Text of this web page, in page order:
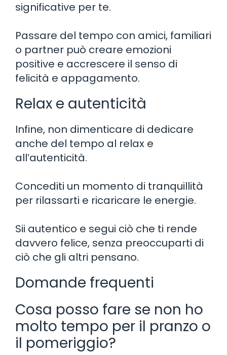
significative per te.
Passare del tempo con amici, familiari
o partner può creare emozioni
positive e accrescere il senso di
felicità e appagamento.
Relax e autenticità
Infine, non dimenticare di dedicare
anche del tempo al relax e
all’autenticità.
Concediti un momento di tranquillità
per rilassarti e ricaricare le energie.
Sii autentico e segui ciò che ti rende
davvero felice, senza preoccuparti di
ciò che gli altri pensano.
Domande frequenti
Cosa posso fare se non ho
molto tempo per il pranzo o
il pomeriggio?